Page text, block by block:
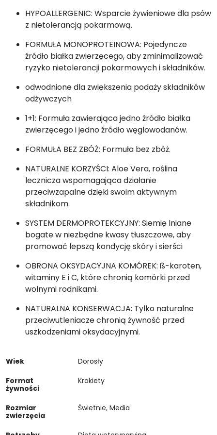
HYPOALLERGENIC: Wsparcie żywieniowe dla psów
z nietolerancją pokarmową.
FORMUŁA MONOPROTEINOWA: Pojedyncze
źródło białka zwierzęcego, aby zminimalizować
ryzyko nietolerancji pokarmowych i składników.
odwodnione dla zwiększenia podaży składników
odżywczych
1+1: Formuła zawierająca jedno źródło białka
zwierzęcego i jedno źródło węglowodanów.
FORMUŁA BEZ ZBÓŻ: Formuła bez zbóż.
NATURALNE KORZYŚCI: Aloe Vera, roślina
lecznicza wspomagająca działanie
przeciwzapalne dzięki swoim aktywnym
składnikom.
SYSTEM DERMOPROTEKCYJNY: Siemię lniane
bogate w niezbędne kwasy tłuszczowe, aby
promować lepszą kondycję skóry i sierści
OBRONA OKSYDACYJNA KOMÓREK: ß-karoten,
witaminy E i C, które chronią komórki przed
wolnymi rodnikami.
NATURALNA KONSERWACJA: Tylko naturalne
przeciwutleniacze chronią żywność przed
uszkodzeniami oksydacyjnymi.
Wiek
Dorosły
Format
żywności
Krokiety
Rozmiar
zwierzęcia
Świetnie, Media